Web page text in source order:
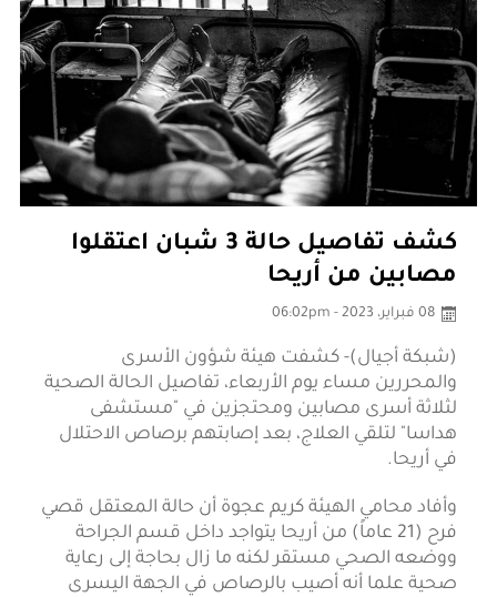
كشف تفاصيل حالة 3 شبان اعتقلوا
مصابين من أريحا
08 فبراير، 2023 - 06:02pm
(شبكة أجيال)- كشفت هيئة شؤون الأسرى
والمحررين مساء يوم الأربعاء، تفاصيل الحالة الصحية
لثلاثة أسرى مصابين ومحتجزين في "مستشفى
هداسا" لتلقي العلاج، بعد إصابتهم برصاص الاحتلال
في أريحا.
وأفاد محامي الهيئة كريم عجوة أن حالة المعتقل قصي
فرح (21 عاماً) من أريحا يتواجد داخل قسم الجراحة
ووضعه الصحي مستقر لكنه ما زال بحاجة إلى رعاية
صحية علما أنه أصيب بالرصاص في الجهة اليسرى